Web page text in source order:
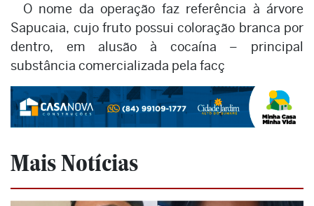
O nome da operação faz referência à árvore
Sapucaia, cujo fruto possui coloração branca por
dentro, em alusão à cocaína – principal
substância comercializada pela facç
Mais Notícias